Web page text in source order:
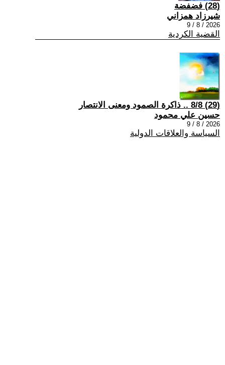
(28) فضفضة
شيرزاد همزاني
2026 / 8 / 9
القضية الكردية
(29) 8/8 .. ذاكرة الصمود ومعنى الانتصار
حسين علي محمود
2026 / 8 / 9
السياسة والعلاقات الدولية